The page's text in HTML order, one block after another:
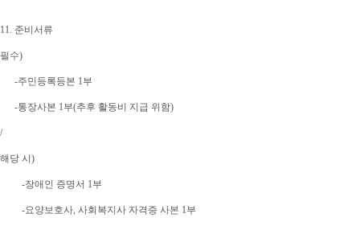
11. 준비서류
필수)
-주민등록등본 1부
-통장사본 1부(추후 활동비 지급 위함)
/
해당 시)
-장애인 증명서 1부
-요양보호사, 사회복지사 자격증 사본 1부